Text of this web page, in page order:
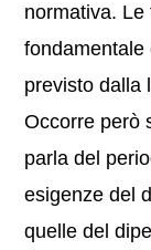
normativa.
fondamentale
previsto dalla
Occorre però
parla del
esigenze del
quelle del